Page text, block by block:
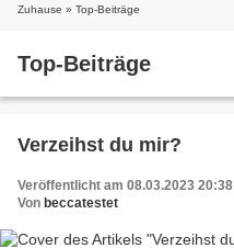
Zuhause » Top-Beiträge
Top-Beiträge
Verzeihst du mir?
Veröffentlicht am 08.03.2023 20:38
Von beccatestet